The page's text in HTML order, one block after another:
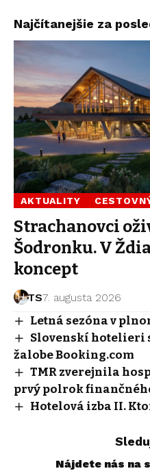
Najčítanejšie za
AKTUALITY
Strachanovci
Šodronku. V
koncept
TS7. augusta 2026
Letná sezóna v
Slovenskí hotelieri
žalobe Booking.com
TMR zverejnila
prvý polrok
Hotelová izba II.
Nájdete nás na